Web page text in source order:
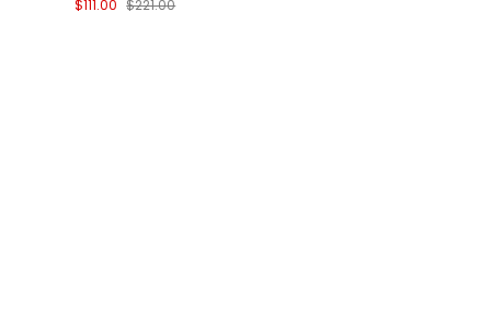
$111.00 $221.00